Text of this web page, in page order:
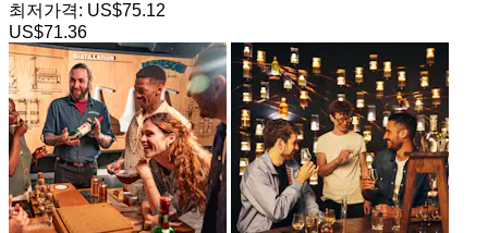
최저가격: US$75.12
US$71.36